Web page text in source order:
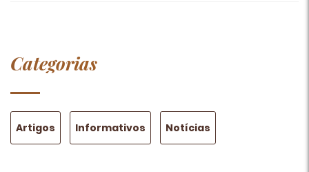
Categorias
Artigos Informativos Notícias